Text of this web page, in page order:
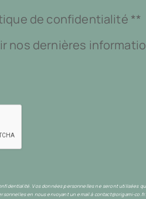
de confidentialité **
nos dernières
Vos données personnelles ne seront utilisées
en nous envoyant un email à contact@origami-co.fr.